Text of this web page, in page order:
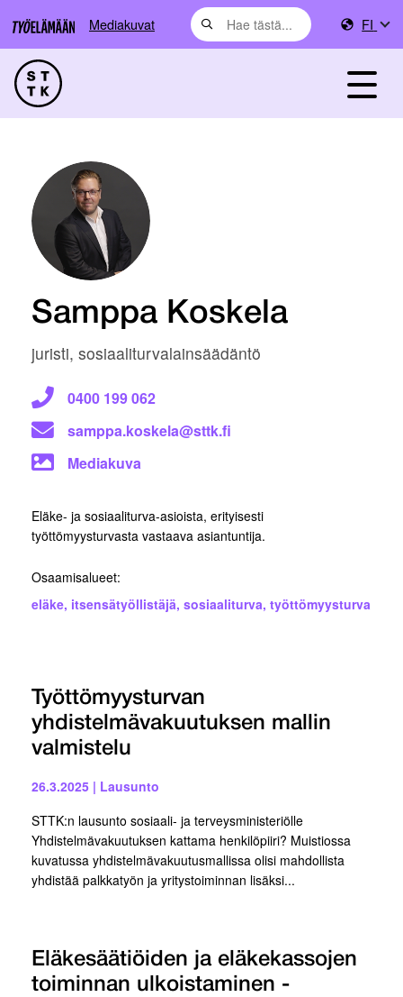
Mediakuvat FI
Samppa Koskela
juristi, sosiaaliturvalainsäädäntö
0400 199 062
samppa.koskela@sttk.fi
Mediakuva
Eläke- ja sosiaaliturva-asioista, erityisesti
työttömyysturvasta vastaava asiantuntija.
Osaamisalueet:
eläke, itsensätyöllistäjä, sosiaaliturva, työttömyysturva
Työttömyysturvan
yhdistelmävakuutuksen mallin
valmistelu
26.3.2025 | Lausunto
STTK:n lausunto sosiaali- ja terveysministeriölle
Yhdistelmävakuutuksen kattama henkilöpiiri? Muistiossa
kuvatussa yhdistelmävakuutusmallissa olisi mahdollista
yhdistää palkkatyön ja yritystoiminnan lisäksi...
Eläkesäätiöiden ja eläkekassojen
toiminnan ulkoistaminen -